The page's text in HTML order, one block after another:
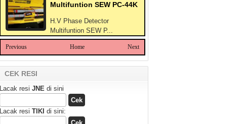
Multifuntion SEW PC-44K
H.V Phase Detector
Multifuntion SEW P...
Previous Next
Home
CEK RESI
Lacak resi JNE di sini
Lacak resi TIKI di sini: